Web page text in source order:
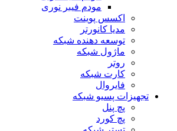
مودم فیبر نوری
اکسس پوینت
مدیا کانورتر
توسعه دهنده شبکه
ماژول شبکه
روتر
کارت شبکه
فایروال
تجهیزات پسیو شبکه
پچ پنل
پچ کورد